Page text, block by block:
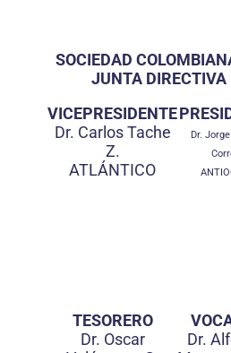
SOCIEDAD
JUNTA
VICEPRESIDENTE
Dr. Carlos Tache
Z.
ATLÁNTICO
Dr.
TESORERO
Dr. Oscar
Dr.